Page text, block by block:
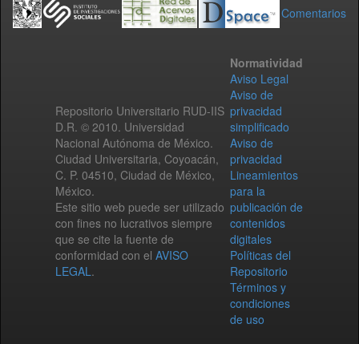
Comentarios
Repositorio Universitario RUD-IIS
D.R. © 2010. Universidad
Nacional Autónoma de México.
Ciudad Universitaria, Coyoacán,
C. P. 04510, Ciudad de México,
México.
Este sitio web puede ser utilizado
con fines no lucrativos siempre
que se cite la fuente de
conformidad con el AVISO
LEGAL.
Normatividad
Aviso Legal
Aviso de
privacidad
simplificado
Aviso de
privacidad
Lineamientos
para la
publicación de
contenidos
digitales
Políticas del
Repositorio
Términos y
condiciones
de uso